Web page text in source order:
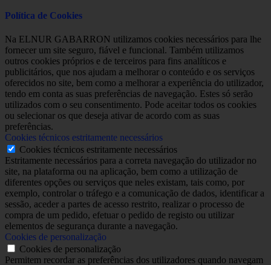
Política de Cookies
Na ELNUR GABARRON utilizamos cookies necessários para lhe
fornecer um site seguro, fiável e funcional. Também utilizamos
outros cookies próprios e de terceiros para fins analíticos e
publicitários, que nos ajudam a melhorar o conteúdo e os serviços
oferecidos no site, bem como a melhorar a experiência do utilizador,
tendo em conta as suas preferências de navegação. Estes só serão
utilizados com o seu consentimento. Pode aceitar todos os cookies
ou selecionar os que deseja ativar de acordo com as suas
preferências.
Cookies técnicos estritamente necessários
Cookies técnicos estritamente necessários
Estritamente necessários para a correta navegação do utilizador no
site, na plataforma ou na aplicação, bem como a utilização de
diferentes opções ou serviços que neles existam, tais como, por
exemplo, controlar o tráfego e a comunicação de dados, identificar a
sessão, aceder a partes de acesso restrito, realizar o processo de
compra de um pedido, efetuar o pedido de registo ou utilizar
elementos de segurança durante a navegação.
Cookies de personalização
Cookies de personalização
Permitem recordar as preferências dos utilizadores quando navegam